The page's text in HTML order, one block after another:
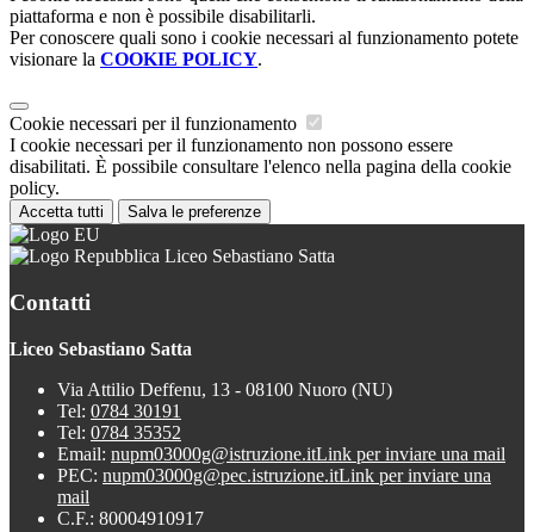
piattaforma e non è possibile disabilitarli.
Per conoscere quali sono i cookie necessari al funzionamento potete
visionare la COOKIE POLICY.
Cookie necessari per il funzionamento
I cookie necessari per il funzionamento non possono essere
disabilitati. È possibile consultare l'elenco nella pagina della cookie
policy.
Accetta tutti Salva le preferenze
Liceo Sebastiano Satta
Contatti
Liceo Sebastiano Satta
Via Attilio Deffenu, 13 - 08100 Nuoro (NU)
Tel: 0784 30191
Tel: 0784 35352
Email: nupm03000g@istruzione.itLink per inviare una mail
PEC: nupm03000g@pec.istruzione.itLink per inviare una
mail
C.F.: 80004910917